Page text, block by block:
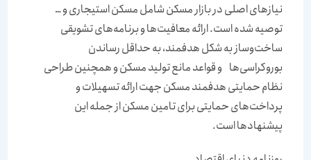
نیازهای اصلی در بازار مسکن شامل مسکن استیجاری و …
توصیه شده است. ارائه معافیت‌‌‌ها و بر‌نامه‌‌‌های تشویقی
ساخت‌وساز به شکل هدفمند‌، به حداقل رساندن
بوروکراسی‌‌‌ها و قواعد مانع تولید مسکن و همچنین طراحی
نظام حمایتی هدفمند مسکن جهت ارائه تسهیلات و
پرداخت‌‌‌های حمایتی برای تامین مسکن از جمله این
پیشنهادها است.